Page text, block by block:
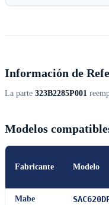
Información de
La parte 323B2285P001
Modelos
Fabricante Modelo
Mabe